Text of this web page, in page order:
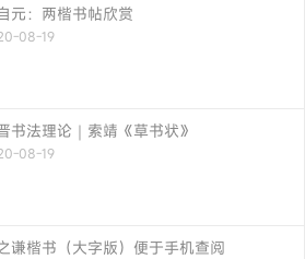
元：两楷书帖欣赏
08-19
书法理论｜索靖《草书状》
08-19
谦楷书（大字版）便于手机查阅